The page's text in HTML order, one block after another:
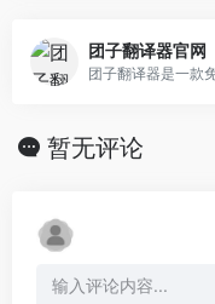
团子翻译器官网
暂无评论